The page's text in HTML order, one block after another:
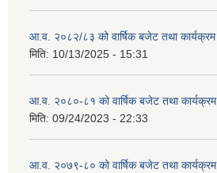
आ.व. २०८२/८३ को वार्षिक बजेट तथा कार्यक्रम
मिति: 10/13/2025 - 15:31
आ.व. २०८०-८१ को वार्षिक बजेट तथा कार्यक्रम
मिति: 09/24/2023 - 22:33
आ.व. २०७९-८० को वार्षिक बजेट तथा कार्यक्रम